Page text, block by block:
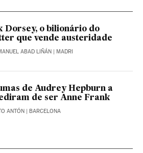
Dorsey, o bilionário do
que vende austeridade
ABAD LIÑÁN | MADRI
de Audrey Hepburn a
de ser Anne Frank
ANTÓN | BARCELONA